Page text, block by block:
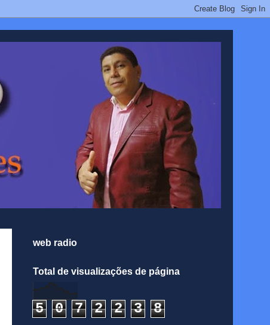
web radio
Total de visualizações de página
5 0 7 2 2 3 8